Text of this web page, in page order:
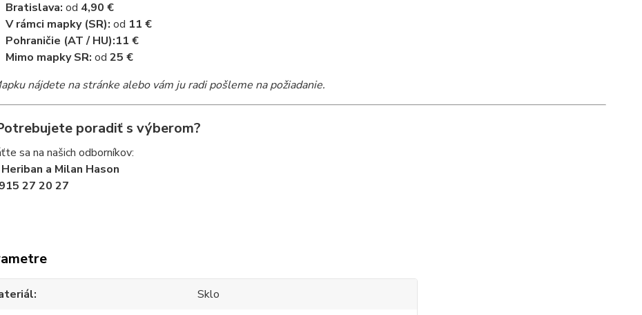
Bratislava: od 4,90 €
V rámci mapky (SR): od 11 €
Pohraničie (AT / HU):11 €
Mimo mapky SR: od 25 €
nájdete na stránke alebo vám ju radi pošleme na požiadanie.
poradiť s výberom?
sa na našich odborníkov:
a Milan Hason
27 20 27
Sklo